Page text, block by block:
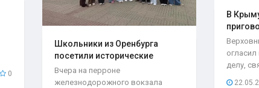
0
Школьники из Оренбурга
посетили исторические
места..
Вчера на перроне
железнодорожного вокзала
В
делу,